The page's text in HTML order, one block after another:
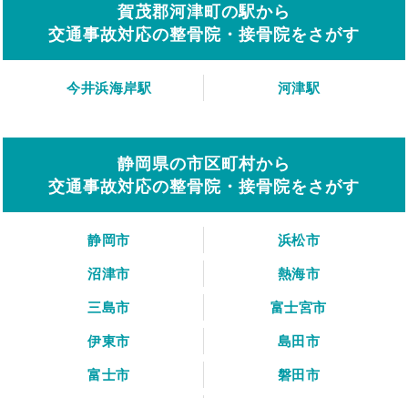
賀茂郡河津町の駅から
交通事故対応の整骨院・接骨院をさがす
今井浜海岸駅 河津駅
静岡県の市区町村から
交通事故対応の整骨院・接骨院をさがす
静岡市
浜松市
沼津市
熱海市
三島市
富士宮市
伊東市
島田市
富士市
磐田市